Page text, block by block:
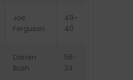
Joe
Ferguson
49-
40
Darren
Bush
58-
34